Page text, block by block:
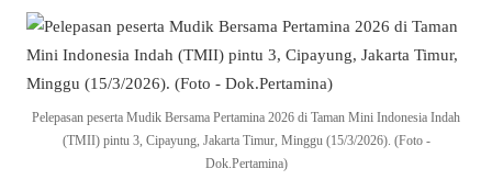
Pelepasan peserta Mudik Bersama Pertamina 2026 di Taman Mini Indonesia Indah
(TMII) pintu 3, Cipayung, Jakarta Timur, Minggu (15/3/2026). (Foto -
Dok.Pertamina)